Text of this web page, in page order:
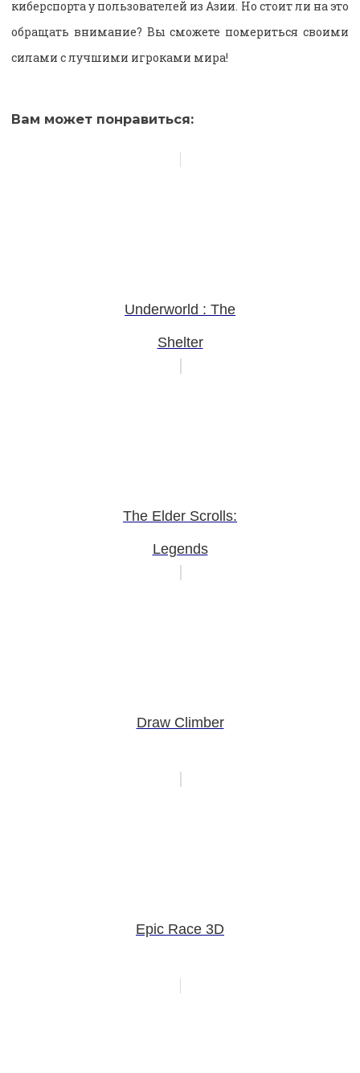
киберспорта у пользователей из Азии. Но стоит ли на это
обращать внимание? Вы сможете помериться своими
силами с лучшими игроками мира!
Вам может понравиться:
Underworld : The
Shelter
The Elder Scrolls:
Legends
Draw Climber
Epic Race 3D